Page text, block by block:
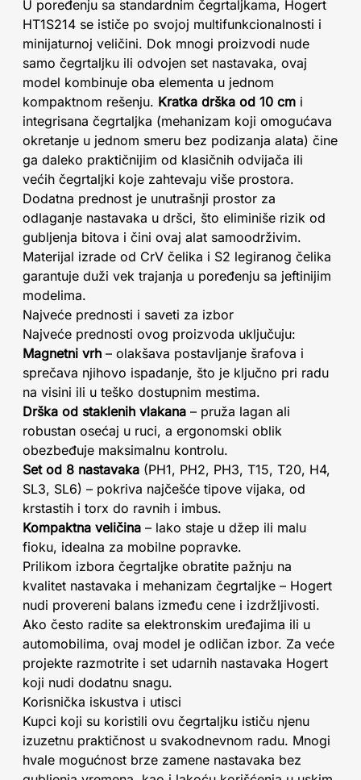
U poređenju sa standardnim čegrtaljkama, Hogert
HT1S214 se ističe po svojoj multifunkcionalnosti i
minijaturnoj veličini. Dok mnogi proizvodi nude
samo čegrtaljku ili odvojen set nastavaka, ovaj
model kombinuje oba elementa u jednom
kompaktnom rešenju. Kratka drška od 10 cm i
integrisana čegrtaljka (mehanizam koji omogućava
okretanje u jednom smeru bez podizanja alata) čine
ga daleko praktičnijim od klasičnih odvijača ili
većih čegrtaljki koje zahtevaju više prostora.
Dodatna prednost je unutrašnji prostor za
odlaganje nastavaka u dršci, što eliminiše rizik od
gubljenja bitova i čini ovaj alat samoodrživim.
Materijal izrade od CrV čelika i S2 legiranog čelika
garantuje duži vek trajanja u poređenju sa jeftinijim
modelima.
Najveće prednosti i saveti za izbor
Najveće prednosti ovog proizvoda uključuju:
Magnetni vrh – olakšava postavljanje šrafova i
sprečava njihovo ispadanje, što je ključno pri radu
na visini ili u teško dostupnim mestima.
Drška od staklenih vlakana – pruža lagan ali
robustan osećaj u ruci, a ergonomski oblik
obezbeđuje maksimalnu kontrolu.
Set od 8 nastavaka (PH1, PH2, PH3, T15, T20, H4,
SL3, SL6) – pokriva najčešće tipove vijaka, od
krstastih i torx do ravnih i imbus.
Kompaktna veličina – lako staje u džep ili malu
fioku, idealna za mobilne popravke.
Prilikom izbora čegrtaljke obratite pažnju na
kvalitet nastavaka i mehanizam čegrtaljke – Hogert
nudi provereni balans između cene i izdržljivosti.
Ako često radite sa elektronskim uređajima ili u
automobilima, ovaj model je odličan izbor. Za veće
projekte razmotrite i set udarnih nastavaka Hogert
koji nudi dodatnu snagu.
Korisnička iskustva i utisci
Kupci koji su koristili ovu čegrtaljku ističu njenu
izuzetnu praktičnost u svakodnevnom radu. Mnogi
hvale mogućnost brze zamene nastavaka bez